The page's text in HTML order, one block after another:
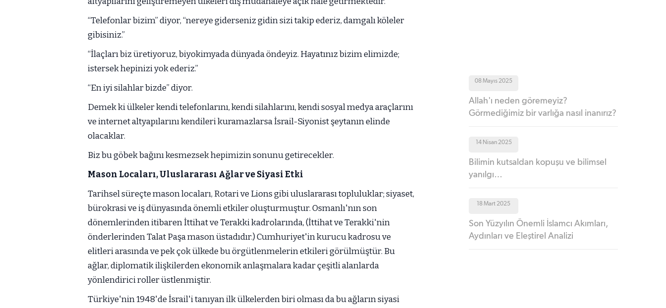
“Telefonlar bizim” diyor, “nereye giderseniz gidin sizi takip ederiz, damgalı köleler
gibisiniz.”
“İlaçları biz üretiyoruz, biyokimyada dünyada öndeyiz. Hayatınız bizim elimizde;
istersek hepinizi yok ederiz.”
“En iyi silahlar bizde” diyor.
Demek ki ülkeler kendi telefonlarını, kendi silahlarını, kendi sosyal medya araçlarını
ve internet altyapılarını kendileri kuramazlarsa İsrail-Siyonist şeytanın elinde
olacaklar.
Biz bu göbek bağını kesmezsek hepimizin sonunu getirecekler.
Mason Locaları, Uluslararası Ağlar ve Siyasi Etki
Tarihsel süreçte mason locaları, Rotari ve Lions gibi uluslararası topluluklar; siyaset,
bürokrasi ve iş dünyasında önemli etkiler oluşturmuştur. Osmanlı'nın son
dönemlerinden itibaren İttihat ve Terakki kadrolarında, (İttihat ve Terakki'nin
önderlerinden Talat Paşa mason üstadıdır.) Cumhuriyet'in kurucu kadrosu ve
elitleri arasında ve pek çok ülkede bu örgütlenmelerin etkileri görülmüştür. Bu
ağlar, diplomatik ilişkilerden ekonomik anlaşmalara kadar çeşitli alanlarda
yönlendirici roller üstlenmiştir.
Türkiye'nin 1948'de İsrail'i tanıyan ilk ülkelerden biri olması da bu ağların siyasi
08 Mayıs 2025
Allah'ı neden göremeyiz?
Görmediğimiz bir varlığa nasıl inanırız?
14 Nisan 2025
Bilimin kutsaldan kopuşu ve bilimsel
yanılgı…
18 Mart 2025
Son Yüzyılın Önemli İslamcı Akımları,
Aydınları ve Eleştirel Analizi